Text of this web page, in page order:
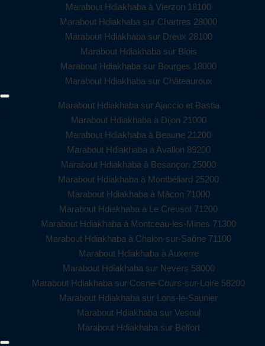
Marabout Hdiakhaba à Vierzon 18100
Marabout Hdiakhaba sur Chartres 28000
Marabout Hdiakhaba sur Dreux 28100
Marabout Hdiakhaba sur Blois
Marabout Hdiakhaba sur Bourges 18000
Marabout Hdiakhaba sur Châteauroux
Marabout Hdiakhaba sur Ajaccio et Bastia
Marabout Hdiakhaba à Dijon 21000
Marabout Hdiakhaba à Beaune 21200
Marabout Hdiakhaba à Avallon 89200
Marabout Hdiakhaba à Besançon 25000
Marabout Hdiakhaba à Montbéliard 25200
Marabout Hdiakhaba à Mâcon 71000
Marabout Hdiakhaba à Le Creusot 71200
Marabout Hdiakhaba à Montceau-les-Mines 71300
Marabout Hdiakhaba à Chalon-sur-Saône 71100
Marabout Hdiakhaba à Auxerre
Marabout Hdiakhaba sur Nevers 58000
Marabout Hdiakhaba sur Cosne-Cours-sur-Loire 58200
Marabout Hdiakhaba sur Lons-le-Saunier
Marabout Hdiakhaba sur Vesoul
Marabout Hdiakhaba sur Belfort